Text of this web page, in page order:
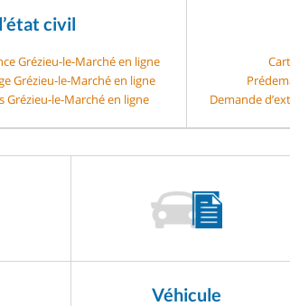
civil
Grézieu-le-Marché en ligne
Grézieu-le-Marché en ligne
Grézieu-le-Marché en ligne
Demande
Véhicule